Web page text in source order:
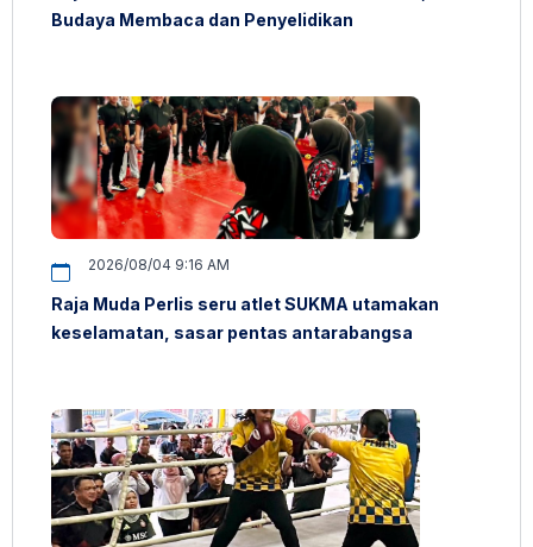
Budaya Membaca dan Penyelidikan
2026/08/04 9:16 AM
Raja Muda Perlis seru atlet SUKMA utamakan
keselamatan, sasar pentas antarabangsa